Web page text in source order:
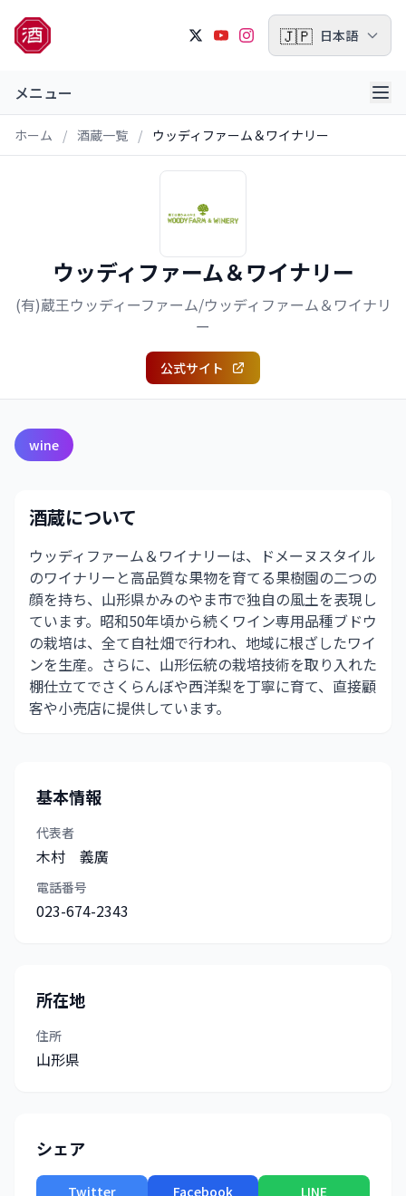
🇯🇵 日本語
メニュー
ホーム / 酒蔵一覧 / ウッディファーム＆ワイナリー
ウッディファーム＆ワイナリー
(有)蔵王ウッディーファーム/ウッディファーム＆ワイナリ
ー
公式サイト
wine
酒蔵について
ウッディファーム＆ワイナリーは、ドメーヌスタイル
のワイナリーと高品質な果物を育てる果樹園の二つの
顔を持ち、山形県かみのやま市で独自の風土を表現し
ています。昭和50年頃から続くワイン専用品種ブドウ
の栽培は、全て自社畑で行われ、地域に根ざしたワイ
ンを生産。さらに、山形伝統の栽培技術を取り入れた
棚仕立てでさくらんぼや西洋梨を丁寧に育て、直接顧
客や小売店に提供しています。
基本情報
代表者
木村 義廣
電話番号
023-674-2343
所在地
住所
山形県
シェア
Twitter Facebook LINE